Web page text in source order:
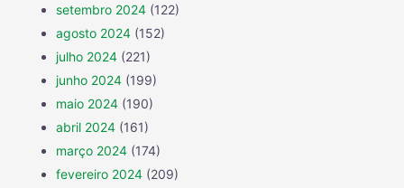
setembro 2024 (122)
agosto 2024 (152)
julho 2024 (221)
junho 2024 (199)
maio 2024 (190)
abril 2024 (161)
março 2024 (174)
fevereiro 2024 (209)